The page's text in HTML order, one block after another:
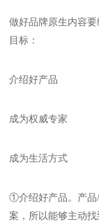
做好品牌原生内容
目标：
介绍好产品
成为权威专家
成为生活方式
①介绍好产品。产品
案，所以能够主动